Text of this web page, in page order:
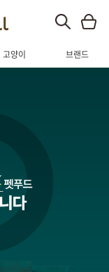
고양이 브랜드